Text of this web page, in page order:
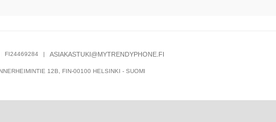
FI24469284 | ASIAKASTUKI@MYTRENDYPHONE.FI
12B, FIN-00100 HELSINKI - SUOMI